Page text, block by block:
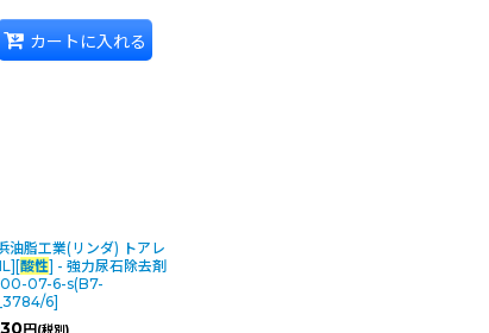
カートに入れる
油脂工業(リンダ) トアレ
酸性] - 強力尿石除去剤
07-6-s(B7-
6]
円